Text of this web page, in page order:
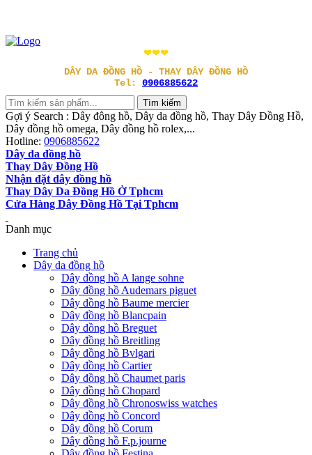
❤❤❤
DÂY DA ĐỒNG HỒ - THAY DÂY ĐỒNG HỒ
Tel: 0906885622
Gợi ý Search : Dây đông hồ, Dây da đồng hồ, Thay Dây Đồng Hồ,
Dây đồng hồ omega, Dây đồng hồ rolex,...
Hotline: 0906885622
Dây da đồng hồ
Thay Dây Đồng Hồ
Nhận đặt dây đồng hồ
Thay Dây Da Đồng Hồ Ở Tphcm
Cửa Hàng Dây Đồng Hồ Tại Tphcm
Danh mục
Trang chủ
Dây da đồng hồ
Dây đồng hồ A lange sohne
Dây đồng hồ Audemars piguet
Dây đồng hồ Baume mercier
Dây đồng hồ Blancpain
Dây đồng hồ Breguet
Dây đồng hồ Breitling
Dây đồng hồ Bvlgari
Dây đồng hồ Cartier
Dây đồng hồ Chaumet paris
Dây đồng hồ Chopard
Dây đồng hồ Chronoswiss watches
Dây đồng hồ Concord
Dây đồng hồ Corum
Dây đồng hồ F.p.journe